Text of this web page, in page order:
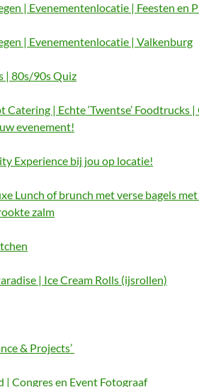
| Evenementenlocatie | Feesten en
| Evenementenlocatie | Valkenburg
| 80s/90s Quiz
Catering | Echte ‘Twentse’ Foodtrucks
evenement!
Experience bij jou op locatie!
Lunch of brunch met verse bagels met
zalm
| Ice Cream Rolls (ijsrollen)
& Projects’
| Congres en Event Fotograaf